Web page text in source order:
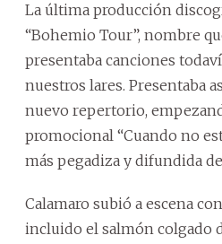
La última producción
“Bohemio Tour”, nombre
presentaba canciones
nuestros lares. Presentaba
nuevo repertorio,
promocional “Cuando no
más pegadiza y difundida
Calamaro subió a escena
incluido el salmón colgado